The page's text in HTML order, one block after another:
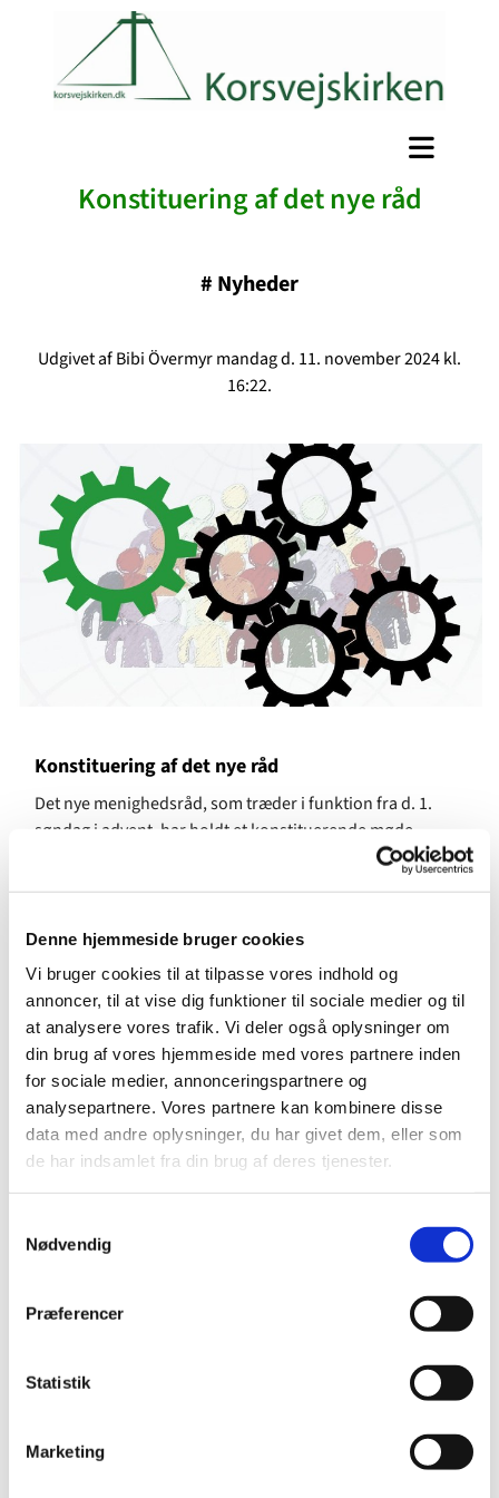
Denne hjemmeside bruger cookies
Vi bruger cookies til at tilpasse vores indhold og
annoncer, til at vise dig funktioner til sociale medier og til
at analysere vores trafik. Vi deler også oplysninger om
din brug af vores hjemmeside med vores partnere inden
for sociale medier, annonceringspartnere og
analysepartnere. Vores partnere kan kombinere disse
data med andre oplysninger, du har givet dem, eller som
de har indsamlet fra din brug af deres tjenester.
Nødvendig
Præferencer
Statistik
Marketing
Konstituering af det nye råd
# Nyheder
Udgivet af Bibi Övermyr mandag d. 11. november 2024 kl.
16:22.
Konstituering af det nye råd
Det nye menighedsråd, som træder i funktion fra d. 1.
søndag i advent, har holdt et konstituerende møde
Her blev Stina Carlberg valgt som formand, Mette Schytte-
Hansen som næstformand, Lena Falkenberg bliver ny
kasserer og Niels-Michael Broed ny bygningssagkyndig.
Peter Carlberg vil fortsat varetage rollen som kirkeværge,
nu som medlem af rådet. Julie Aaboe fortsætter også
som kontaktperson.
Læs hele referatet her
Du vil måske også kunne lide...